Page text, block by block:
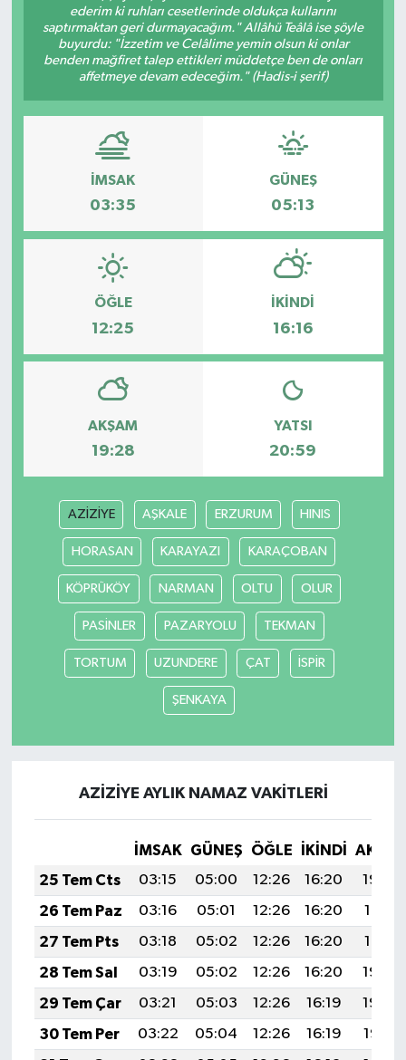
ederim ki ruhları cesetlerinde oldukça kullarını
saptırmaktan geri durmayacağım." Allâhü Teâlâ ise şöyle
buyurdu: "İzzetim ve Celâlime yemin olsun ki onlar
benden mağfiret talep ettikleri müddetçe ben de onları
affetmeye devam edeceğim." (Hadis-i şerif)
İMSAK
03:35
GÜNEŞ
05:13
ÖĞLE
12:25
İKINDI
16:16
AKŞAM
19:28
YATSI
20:59
AZİZİYE AŞKALE ERZURUM HINIS
HORASAN KARAYAZI KARAÇOBAN
KÖPRÜKÖY NARMAN OLTU OLUR
PASİNLER PAZARYOLU TEKMAN
TORTUM UZUNDERE ÇAT İSPİR
ŞENKAYA
AZİZİYE AYLIK NAMAZ VAKITLERI
İMSAK GÜNEŞ ÖĞLE İKINDI
25 Tem Cts
03:15 05:00 12:26 16:20
19:42
26 Tem Paz
03:16 05:01 12:26 16:20
19:41
27 Tem Pts
03:18 05:02 12:26 16:20
19:41
28 Tem Sal
03:19 05:02 12:26 16:20
19:40
29 Tem Çar
03:21 05:03 12:26 16:19
19:39
30 Tem Per
03:22 05:04 12:26 16:19
19:38